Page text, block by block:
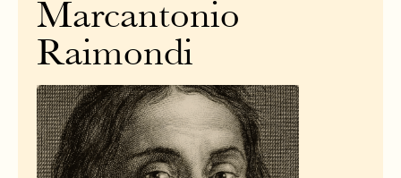
Marcantonio
Raimondi